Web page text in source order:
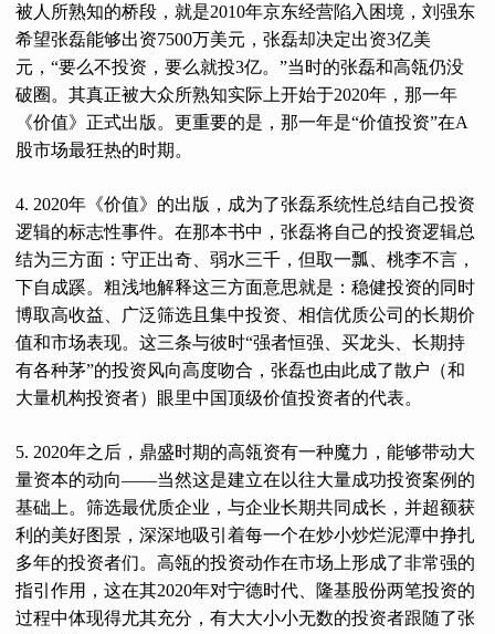
被人所熟知的桥段，就是2010年京东经营陷入困境，刘强东
希望张磊能够出资7500万美元，张磊却决定出资3亿美
元，“要么不投资，要么就投3亿。”当时的张磊和高瓴仍没
破圈。其真正被大众所熟知实际上开始于2020年，那一年
《价值》正式出版。更重要的是，那一年是“价值投资”在A
股市场最狂热的时期。
4. 2020年《价值》的出版，成为了张磊系统性总结自己投资
逻辑的标志性事件。在那本书中，张磊将自己的投资逻辑总
结为三方面：守正出奇、弱水三千，但取一瓢、桃李不言，
下自成蹊。粗浅地解释这三方面意思就是：稳健投资的同时
博取高收益、广泛筛选且集中投资、相信优质公司的长期价
值和市场表现。这三条与彼时“强者恒强、买龙头、长期持
有各种茅”的投资风向高度吻合，张磊也由此成了散户（和
大量机构投资者）眼里中国顶级价值投资者的代表。
5. 2020年之后，鼎盛时期的高瓴资有一种魔力，能够带动大
量资本的动向——当然这是建立在以往大量成功投资案例的
基础上。筛选最优质企业，与企业长期共同成长，并超额获
利的美好图景，深深地吸引着每一个在炒小炒烂泥潭中挣扎
多年的投资者们。高瓴的投资动作在市场上形成了非常强的
指引作用，这在其2020年对宁德时代、隆基股份两笔投资的
过程中体现得尤其充分，有大大小小无数的投资者跟随了张